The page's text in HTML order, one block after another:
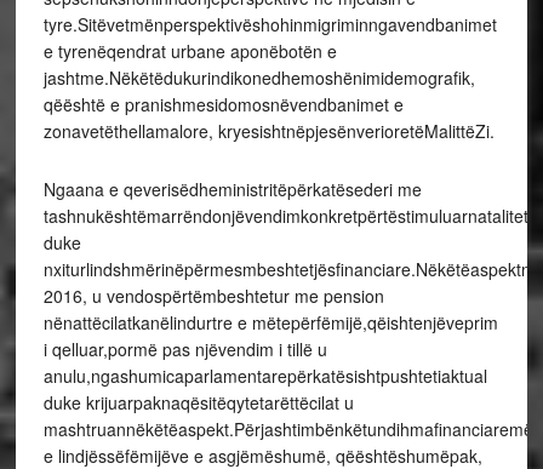
tyre.Sitëvetmënperspektivëshohinmigriminngavendbanimet
e tyrenëqendrat urbane aponëbotën e
jashtme.Nëkëtëdukurindikonedhemoshënimidemografik,
qëështë e pranishmesidomosnëvendbanimet e
zonavetëthellamalore, kryesishtnëpjesënverioretëMalittëZi.
Ngaana e qeverisëdheministritëpërkatësederi me
duke
2016, u vendospërtëmbeshtetur me pension
nënattëcilatkanëlindurtre e mëtepërfëmijë,qëishtenjëveprim
i qelluar,pormë pas njëvendim i tillë u
anulu,ngashumicaparlamentarepërkatësishtpushtetiaktual
duke krijuarpaknaqësitëqytetarëttëcilat u
e lindjëssëfëmijëve e asgjëmëshumë, qëështëshumëpak,